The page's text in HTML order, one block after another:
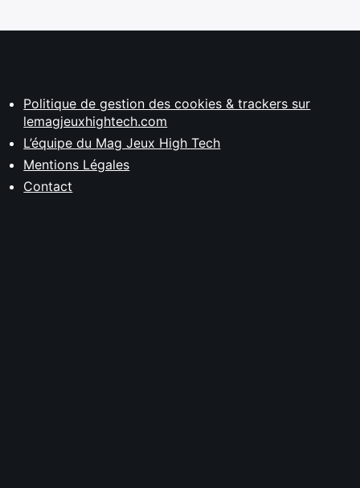
Politique de gestion des cookies & trackers sur
lemagjeuxhightech.com
L’équipe du Mag Jeux High Tech
Mentions Légales
Contact